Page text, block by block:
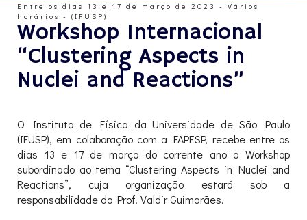
Entre os dias 13 e 17 de março de 2023 - Vários
horários - (IFUSP)
Workshop Internacional
“Clustering Aspects in
Nuclei and Reactions”
O Instituto de Física da Universidade de São Paulo
(IFUSP), em colaboração com a FAPESP, recebe entre os
dias 13 e 17 de março do corrente ano o Workshop
subordinado ao tema “Clustering Aspects in Nuclei and
Reactions”, cuja organização estará sob a
responsabilidade do Prof. Valdir Guimarães.